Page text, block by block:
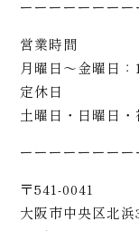
ーーーーーーー
営業時間
月曜日〜金曜日
定休日
土曜日・日曜日・
ーーーーーーー
〒541-0041
大阪市中央区北